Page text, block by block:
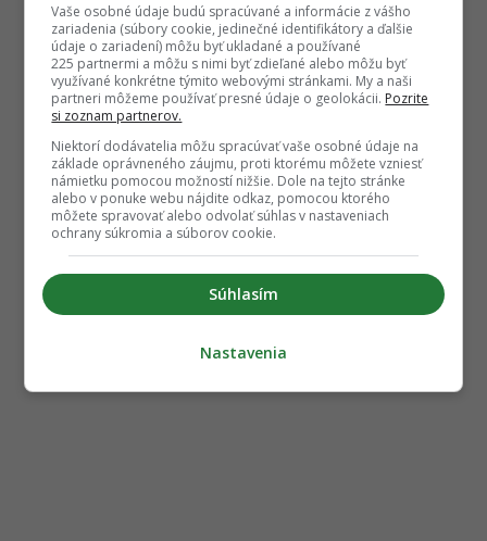
Vaše osobné údaje budú spracúvané a informácie z vášho
zariadenia (súbory cookie, jedinečné identifikátory a ďalšie
údaje o zariadení) môžu byť ukladané a používané
225 partnermi a môžu s nimi byť zdieľané alebo môžu byť
využívané konkrétne týmito webovými stránkami. My a naši
partneri môžeme používať presné údaje o geolokácii. Pozrite
si zoznam partnerov.
Niektorí dodávatelia môžu spracúvať vaše osobné údaje na
základe oprávneného záujmu, proti ktorému môžete vzniesť
námietku pomocou možností nižšie. Dole na tejto stránke
alebo v ponuke webu nájdite odkaz, pomocou ktorého
môžete spravovať alebo odvolať súhlas v nastaveniach
ochrany súkromia a súborov cookie.
Súhlasím
Nastavenia